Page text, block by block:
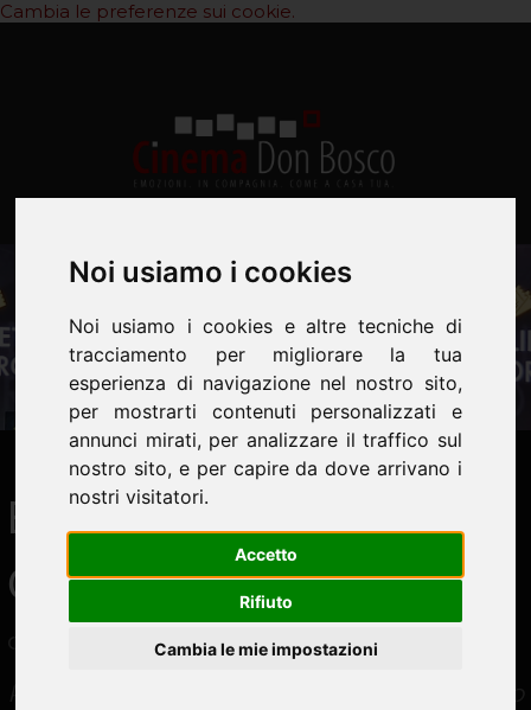
Noi usiamo i cookies
Noi usiamo i cookies e altre tecniche di
tracciamento per migliorare la tua
esperienza di navigazione nel nostro sito,
per mostrarti contenuti personalizzati e
annunci mirati, per analizzare il traffico sul
nostro sito, e per capire da dove arrivano i
nostri visitatori.
Accetto
Rifiuto
Cambia le mie impostazioni
Cambia le preferenze sui cookie.
Biglietto d’oro per il
Cinema Don Bosco!
del 01 dicembre 2021